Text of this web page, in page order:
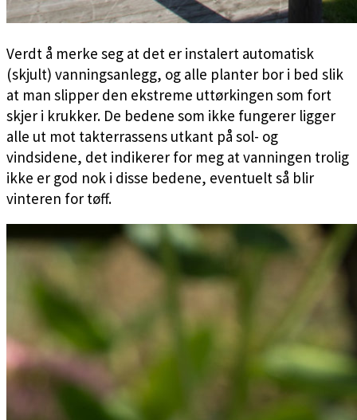
Verdt å merke seg at det er instalert automatisk
(skjult) vanningsanlegg, og alle planter bor i bed slik
at man slipper den ekstreme uttørkingen som fort
skjer i krukker. De bedene som ikke fungerer ligger
alle ut mot takterrassens utkant på sol- og
vindsidene, det indikerer for meg at vanningen trolig
ikke er god nok i disse bedene, eventuelt så blir
vinteren for tøff.